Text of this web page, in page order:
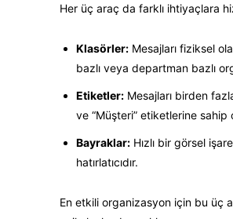
Her üç araç da farklı ihtiyaçlara
Klasörler: Mesajları fiziksel
bazlı veya departman bazlı
Etiketler: Mesajları birden
ve “Müşteri” etiketlerine sahip
Bayraklar: Hızlı bir görsel
hatırlatıcıdır.
En etkili organizasyon için bu üç